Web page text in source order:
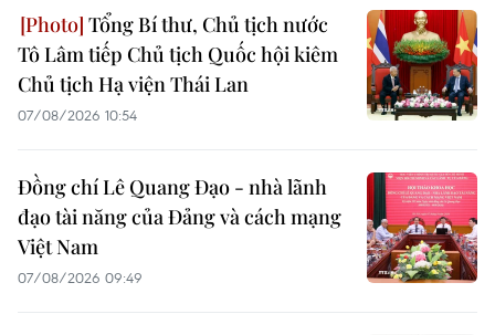
Tổng Bí thư, Chủ tịch nước
Tô Lâm tiếp Chủ tịch Quốc hội kiêm
Chủ tịch Hạ viện Thái Lan
07/08/2026 10:54
Đồng chí Lê Quang Đạo - nhà lãnh
đạo tài năng của Đảng và cách mạng
Việt Nam
07/08/2026 09:49